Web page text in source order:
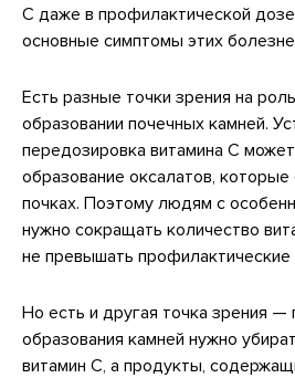
С даже в профилактической
основные симптомы этих
Есть разные точки зрения на
образовании почечных камней.
передозировка витамина С
образование оксалатов,
почках. Поэтому людям с
нужно сокращать количество
не превышать
Но есть и другая точка зрения —
образования камней нужно
витамин C, а продукты,